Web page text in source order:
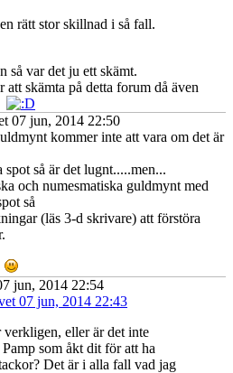
rätt stor skillnad i så fall.
så var det ju ett skämt.
att skämta på detta forum då även
07 jun, 2014 22:50
kommer inte att vara om det är
spot så är det lugnt.....men...
och numesmatiska guldmynt med
så
(läs 3-d skrivare) att förstöra
jun, 2014 22:54
07 jun, 2014 22:43
verkligen, eller är det inte
som åkt dit för att ha
Det är i alla fall vad jag